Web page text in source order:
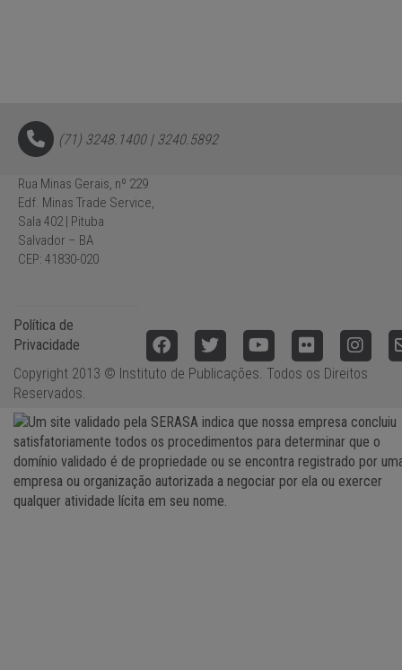
(71) 3248.1400 | 3240.5892
Rua Minas Gerais, nº 229
Edf. Minas Trade Service,
Sala 402 | Pituba
Salvador – BA
CEP: 41830-020
Política de
Privacidade
Copyright 2013 © Instituto de Publicações. Todos os Direitos
Reservados.